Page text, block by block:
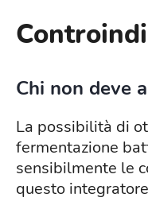
Chi non deve
La possibilità di
fermentazione
sensibilmente le
questo